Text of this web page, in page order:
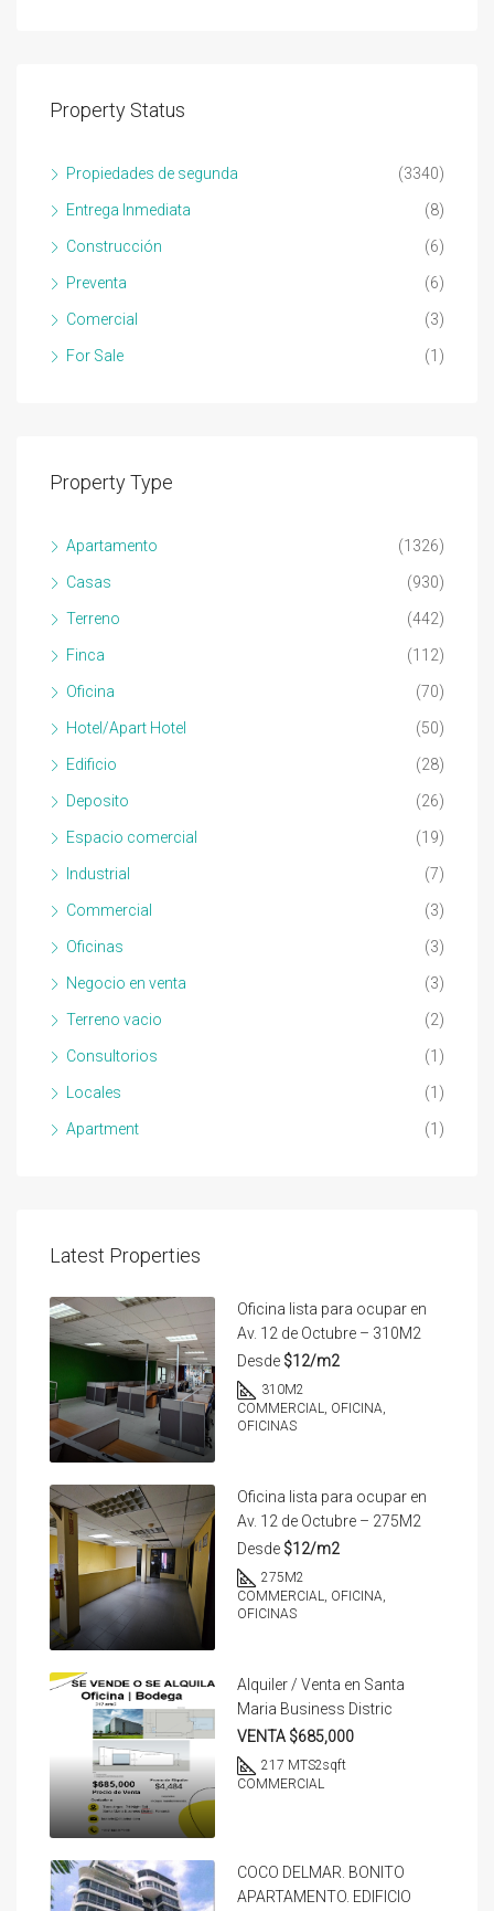
Property Status
Propiedades de segunda (3340)
Entrega Inmediata (8)
Construcción (6)
Preventa (6)
Comercial (3)
For Sale (1)
Property Type
Apartamento (1326)
Casas (930)
Terreno (442)
Finca (112)
Oficina (70)
Hotel/Apart Hotel (50)
Edificio (28)
Deposito (26)
Espacio comercial (19)
Industrial (7)
Commercial (3)
Oficinas (3)
Negocio en venta (3)
Terreno vacio (2)
Consultorios (1)
Locales (1)
Apartment (1)
Latest Properties
Oficina lista para ocupar en
Av. 12 de Octubre – 310M2
Desde $12/m2
310M2
COMMERCIAL, OFICINA,
OFICINAS
Oficina lista para ocupar en
Av. 12 de Octubre – 275M2
Desde $12/m2
275M2
COMMERCIAL, OFICINA,
OFICINAS
Alquiler / Venta en Santa
Maria Business Distric
VENTA $685,000
217 MTS2sqft
COMMERCIAL
COCO DELMAR. BONITO
APARTAMENTO. EDIFICIO